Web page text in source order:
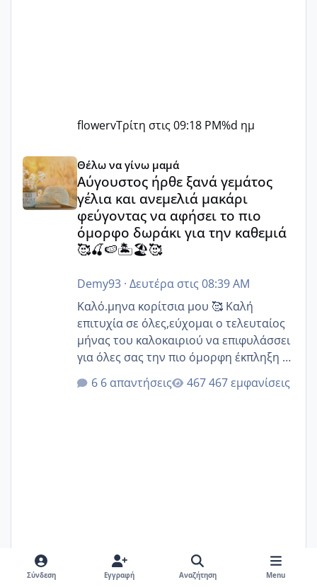
flowervΤρίτη στις 09:18 PM%d ημ
Αύγουστος ήρθε ξανά γεμάτος γέλια και ανεμελιά
Θέλω να γίνω μαμά
Αύγουστος ήρθε ξανά γεμάτος
γέλια και ανεμελιά μακάρι
φεύγοντας να αφήσει το πιο
όμορφο δωράκι για την καθεμιά
🥰🍒🍉🏝️🏖️🥰
Demy93· Δευτέρα στις 08:39 AM
Καλό.μηνα κορίτσια μου 🥰 Καλή
επιτυχία σε όλες,εύχομαι ο τελευταίος
μήνας του καλοκαιριού να επιφυλάσσει
για όλες σας την πιο όμορφη έκπληξη 🧿
@Elk @Melikara86 @Παρασκευαιδου
@Zenia z @melitiniღ @Christi.D.
6 απαντήσεις 467 εμφανίσεις
Σύνδεση Εγγραφή Αναζήτηση Menu